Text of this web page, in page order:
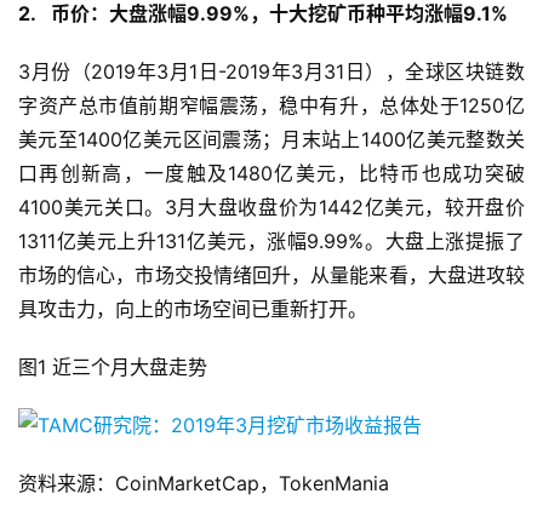
2. 币价：大盘涨幅9.99%，十大挖矿币种平均涨幅9.1%
3月份（2019年3月1日-2019年3月31日），全球区块链数
字资产总市值前期窄幅震荡，稳中有升，总体处于1250亿
美元至1400亿美元区间震荡；月末站上1400亿美元整数关
口再创新高，一度触及1480亿美元，比特币也成功突破
4100美元关口。3月大盘收盘价为1442亿美元，较开盘价
1311亿美元上升131亿美元，涨幅9.99%。大盘上涨提振了
市场的信心，市场交投情绪回升，从量能来看，大盘进攻较
具攻击力，向上的市场空间已重新打开。
图1 近三个月大盘走势
资料来源：CoinMarketCap，TokenMania